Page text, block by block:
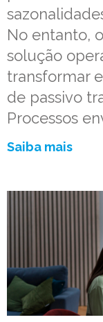
No entanto,
solução
transformar
de passivo
Processos
Saiba mais